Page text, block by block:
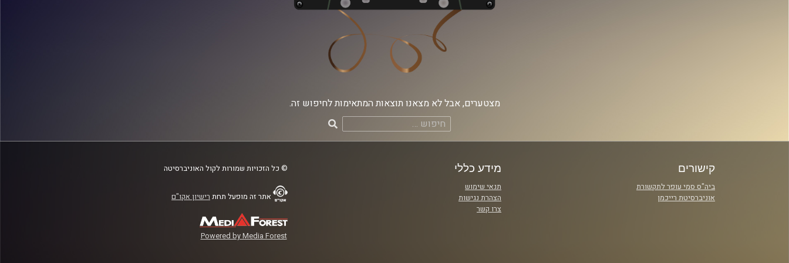
מצטערים, אבל לא מצאנו תוצאות המתאימות לחיפוש זה.
חיפוש:
קישורים
ביה"ס סמי עופר לתקשורת
אוניברסיטת רייכמן
מידע כללי
תנאי שימוש
הצהרת נגישות
צרו קשר
© כל הזכויות שמורות לקול האוניברסיטה
אתר זה מופעל תחת רישיון אקו"ם
Powered by Media Forest